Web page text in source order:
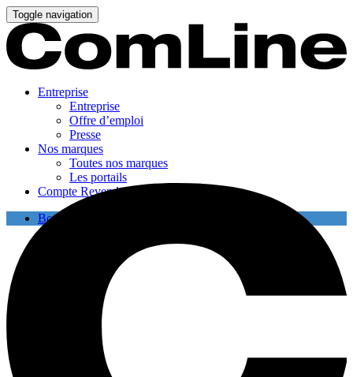
Toggle navigation
Entreprise
Entreprise
Offre d’emploi
Presse
Nos marques
Toutes nos marques
Les portails
Compte Revendeur
Boutique